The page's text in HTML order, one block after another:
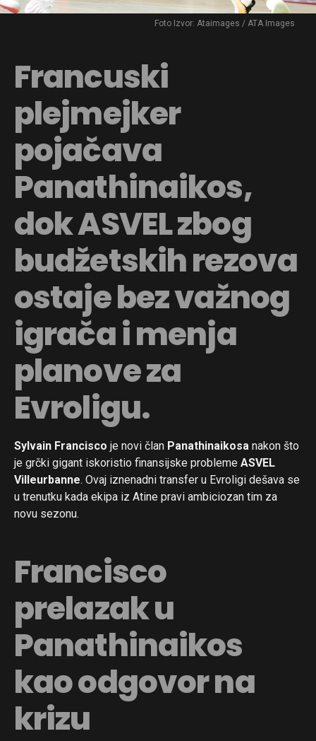
Foto Izvor: Ataimages / ATA Images
Francuski
plejmejker
pojačava
Panathinaikos,
dok ASVEL zbog
budžetskih rezova
ostaje bez važnog
igrača i menja
planove za
Evroligu.
Sylvain Francisco je novi član Panathinaikosa nakon što
je grčki gigant iskoristio finansijske probleme ASVEL
Villeurbanne. Ovaj iznenadni transfer u Evroligi dešava se
u trenutku kada ekipa iz Atine pravi ambiciozan tim za
novu sezonu.
Francisco
prelazak u
Panathinaikos
kao odgovor na
krizu